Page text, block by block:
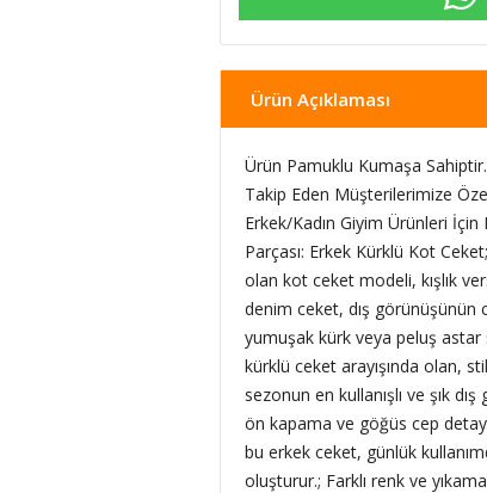
Ürün Açıklaması
Ürün Pamuklu Kumaşa
Takip Eden Müşterilerimize
Erkek/Kadın Giyim Ürünleri İçin
Parçası: Erkek Kürklü Kot
olan kot ceket modeli, kışlık
denim ceket, dış görünüşünün
yumuşak kürk veya peluş astar
kürklü ceket arayışında olan,
sezonun en kullanışlı ve şık
ön kapama ve göğüs cep
bu erkek ceket, günlük
oluşturur.; Farklı renk ve